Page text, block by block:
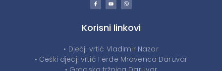
Korisni linkovi
• Dječji vrtić Vladimir Nazor
• Češki dječji vrtić Ferde Mravenca Daruvar